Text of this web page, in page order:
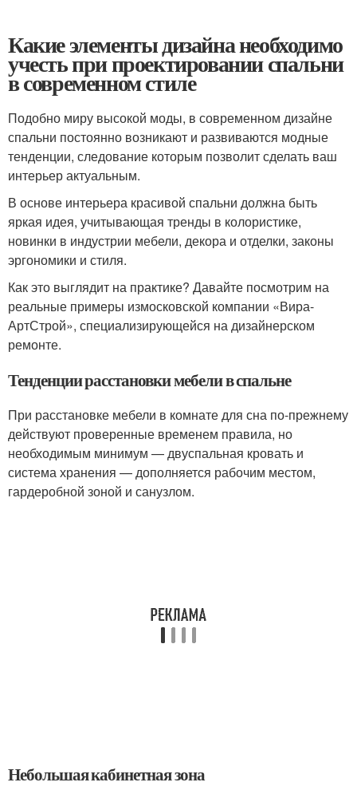
Какие элементы дизайна необходимо
учесть при проектировании спальни
в современном стиле
Подобно миру высокой моды, в современном дизайне
спальни постоянно возникают и развиваются модные
тенденции, следование которым позволит сделать ваш
интерьер актуальным.
В основе интерьера красивой спальни должна быть
яркая идея, учитывающая тренды в колористике,
новинки в индустрии мебели, декора и отделки, законы
эргономики и стиля.
Как это выглядит на практике? Давайте посмотрим на
реальные примеры измосковской компании «Вира-
АртСтрой», специализирующейся на дизайнерском
ремонте.
Тенденции расстановки мебели в спальне
При расстановке мебели в комнате для сна по-прежнему
действуют проверенные временем правила, но
необходимым минимум — двуспальная кровать и
система хранения — дополняется рабочим местом,
гардеробной зоной и санузлом.
Небольшая кабинетная зона